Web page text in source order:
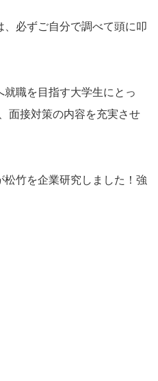
必ずご自分で調べて頭に叩
職を目指す大学生にとっ
面接対策の内容を充実させ
松竹を企業研究しました！強